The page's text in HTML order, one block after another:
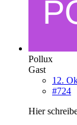
Pollux
Gast
12.
#724
Hier